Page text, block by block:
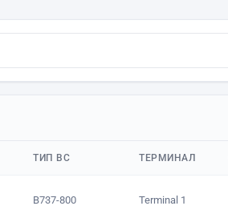
ТИП ВС ТЕРМИНАЛ
B737-800 Terminal 1